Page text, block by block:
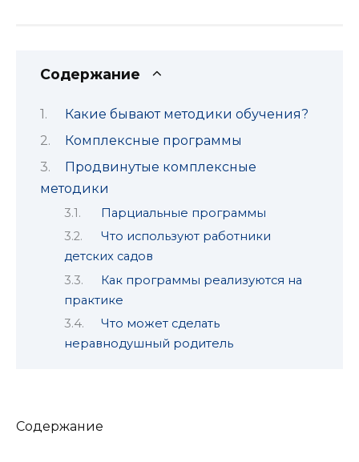
Содержание
Какие бывают методики обучения?
Комплексные программы
Продвинутые комплексные
методики
Парциальные программы
Что используют работники
детских садов
Как программы реализуются на
практике
Что может сделать
неравнодушный родитель
Содержание